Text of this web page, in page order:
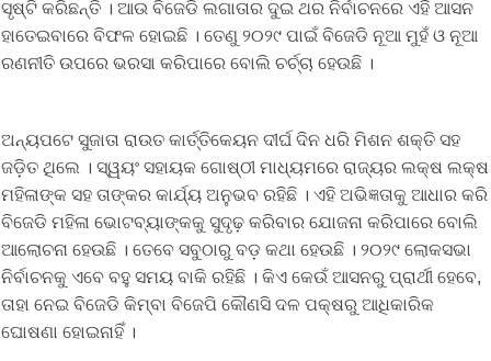
ସୃଷ୍ଟି କରିଛନ୍ତି । ଆଉ ବିଜେଡି ଲଗାତାର ଦୁଇ ଥର ନିର୍ବାଚନରେ ଏହି ଆସନ
ହାତେଇବାରେ ବିଫଳ ହୋଇଛି । ତେଣୁ ୨୦୨୯ ପାଇଁ ବିଜେଡି ନୂଆ ମୁହଁ ଓ ନୂଆ
ରଣନୀତି ଉପରେ ଭରସା କରିପାରେ ବୋଲି ଚର୍ଚ୍ଚା ହେଉଛି ।
ଅନ୍ୟପଟେ ସୁଜାତା ରାଉତ କାର୍ତ୍ତିକେୟନ ଦୀର୍ଘ ଦିନ ଧରି ମିଶନ ଶକ୍ତି ସହ
ଜଡ଼ିତ ଥିଲେ । ସ୍ୱୟଂ ସହାୟକ ଗୋଷ୍ଠୀ ମାଧ୍ୟମରେ ରାଜ୍ୟର ଲକ୍ଷ ଲକ୍ଷ
ମହିଳାଙ୍କ ସହ ତାଙ୍କର କାର୍ଯ୍ୟ ଅନୁଭବ ରହିଛି । ଏହି ଅଭିଜ୍ଞତାକୁ ଆଧାର କରି
ବିଜେଡି ମହିଳା ଭୋଟବ୍ୟାଙ୍କକୁ ସୁଦୃଢ଼ କରିବାର ଯୋଜନା କରିପାରେ ବୋଲି
ଆଲୋଚନା ହେଉଛି । ତେବେ ସବୁଠାରୁ ବଡ଼ କଥା ହେଉଛି । ୨୦୨୯ ଲୋକସଭା
ନିର୍ବାଚନକୁ ଏବେ ବହୁ ସମୟ ବାକି ରହିଛି । କିଏ କେଉଁ ଆସନରୁ ପ୍ରାର୍ଥୀ ହେବେ,
ତାହା ନେଇ ବିଜେଡି କିମ୍ବା ବିଜେପି କୌଣସି ଦଳ ପକ୍ଷରୁ ଆଧିକାରିକ
ଘୋଷଣା ହୋଇନାହିଁ ।